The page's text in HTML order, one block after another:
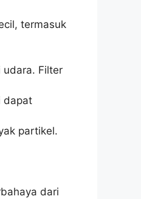
termasuk
udara. Filter
dapat
partikel.
dari